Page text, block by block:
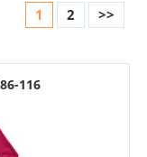
1 2 >>
116